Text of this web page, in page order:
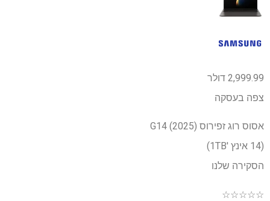
2,999.99 דולר
צפה בעסקה
אסוס רוג זפירוס G14 (2025)
(14 אינץ '1TB)
הסקירה שלנו
☆
☆
☆
☆
☆